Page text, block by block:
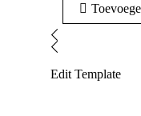
Edit Template